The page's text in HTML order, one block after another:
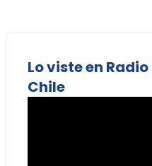
Lo viste en
Chile